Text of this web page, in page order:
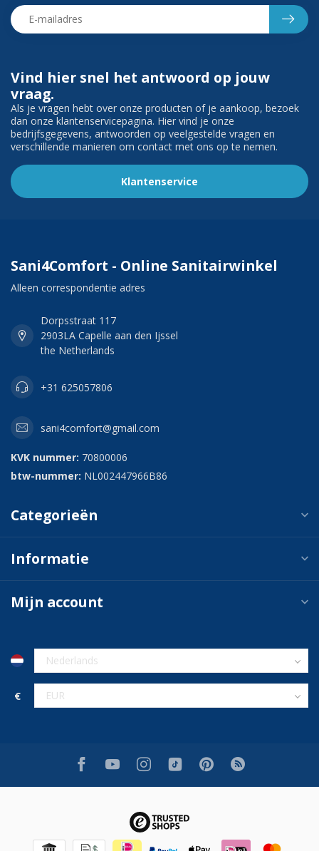
Vind hier snel het antwoord op jouw
vraag.
Als je vragen hebt over onze producten of je aankoop, bezoek
dan onze klantenservicepagina. Hier vind je onze
bedrijfsgegevens, antwoorden op veelgestelde vragen en
verschillende manieren om contact met ons op te nemen.
Klantenservice
Sani4Comfort - Online Sanitairwinkel
Alleen correspondentie adres
Dorpsstraat 117
2903LA Capelle aan den Ijssel
the Netherlands
+31 625057806
sani4comfort@gmail.com
KVK nummer: 70800006
btw-nummer: NL002447966B86
Categorieën
Informatie
Mijn account
€